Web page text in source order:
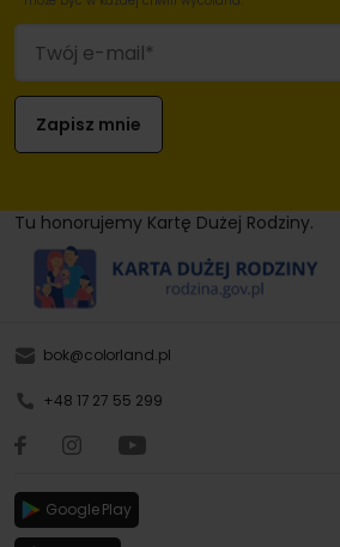
Tu honorujemy Kartę Dużej Rodziny.
bok@colorland.pl
+48 17 27 55 299
Google Play